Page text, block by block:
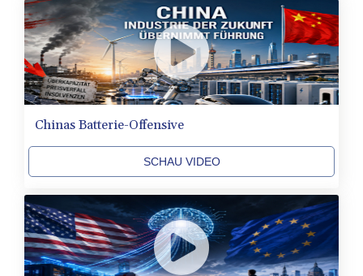
SEK 10.961095
SGD 1.467719
SLE 28.445176
SOS 658.791814
SRD 43.778814
STD
23929.673396
STN 24.499696
SVC 10.085875
SZL 18.722767
THB 38.210709
TJS 10.633568
TMT 4.058036
TND 3.386358
TRY 55.144784
Chinas Batterie-Offensive
SCHAU VIDEO